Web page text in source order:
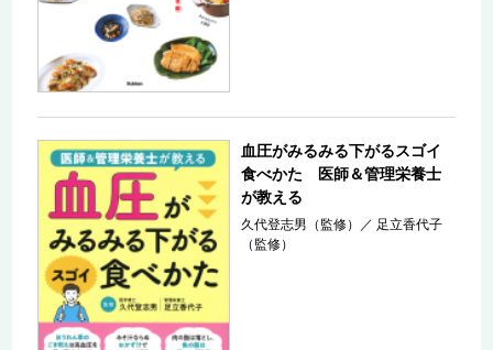
血圧がみるみる下がるスゴイ
食べかた 医師＆管理栄養士
が教える
久代登志男（監修） ／ 足立香代子
（監修）